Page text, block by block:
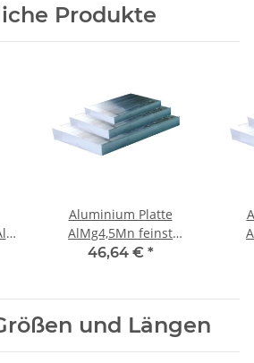
Produkte
Aluminium Platte
AlMg4,5Mn feinst
gefräst 20 mm x 300 mm
46,64 € *
und Längen